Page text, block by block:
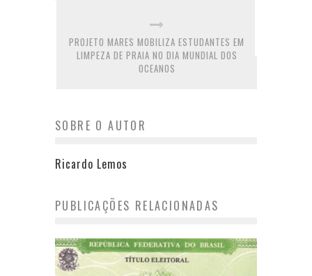
PROJETO MARES MOBILIZA ESTUDANTES EM
LIMPEZA DE PRAIA NO DIA MUNDIAL DOS
OCEANOS
SOBRE O AUTOR
Ricardo Lemos
PUBLICAÇÕES RELACIONADAS